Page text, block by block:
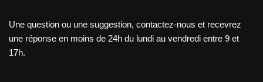
Une question ou une suggestion, contactez-nous et recevrez
une réponse en moins de 24h du lundi au vendredi entre 9 et
17h.